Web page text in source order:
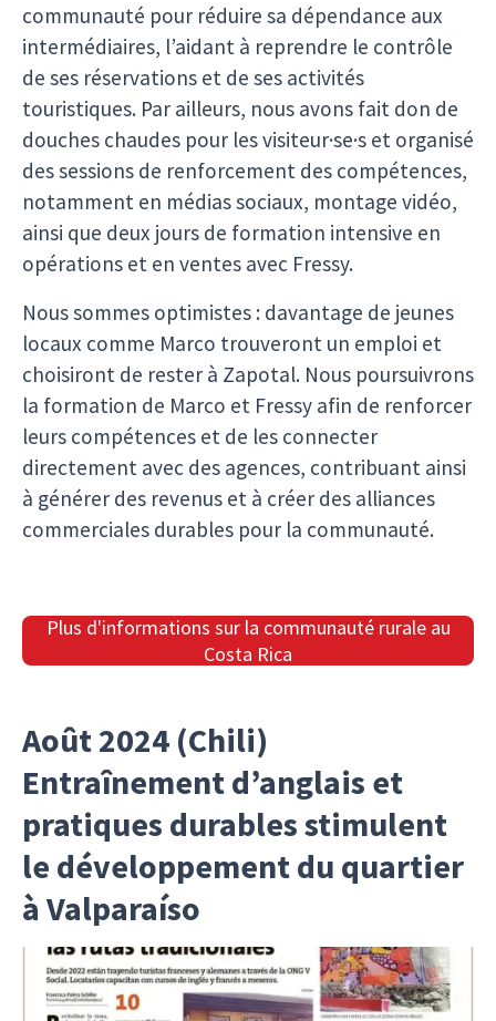
communauté pour réduire sa dépendance aux
intermédiaires, l’aidant à reprendre le contrôle
de ses réservations et de ses activités
touristiques. Par ailleurs, nous avons fait don de
douches chaudes pour les visiteur·se·s et organisé
des sessions de renforcement des compétences,
notamment en médias sociaux, montage vidéo,
ainsi que deux jours de formation intensive en
opérations et en ventes avec Fressy.
Nous sommes optimistes : davantage de jeunes
locaux comme Marco trouveront un emploi et
choisiront de rester à Zapotal. Nous poursuivrons
la formation de Marco et Fressy afin de renforcer
leurs compétences et de les connecter
directement avec des agences, contribuant ainsi
à générer des revenus et à créer des alliances
commerciales durables pour la communauté.
Plus d'informations sur la communauté rurale au
Costa Rica
Août 2024 (Chili)
Entraînement d’anglais et
pratiques durables stimulent
le développement du quartier
à Valparaíso
Dans la province de Valparaíso, au Chili, un
programme de formation en anglais a été mis en